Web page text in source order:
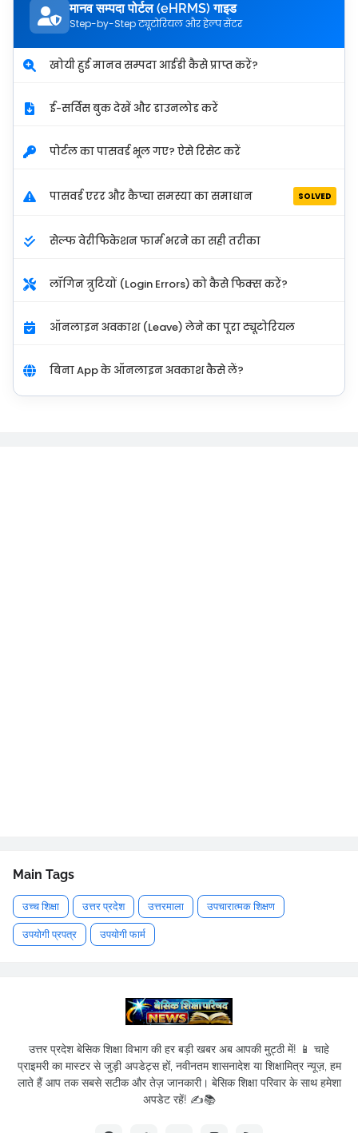
मानव सम्पदा पोर्टल (eHRMS) गाइड
Step-by-Step ट्यूटोरियल और हेल्प सेंटर
खोयी हुई मानव सम्पदा आईडी कैसे प्राप्त करें?
ई-सर्विस बुक देखें और डाउनलोड करें
पोर्टल का पासवर्ड भूल गए? ऐसे रिसेट करें
पासवर्ड एरर और कैप्चा समस्या का समाधान SOLVED
सेल्फ वेरीफिकेशन फार्म भरने का सही तरीका
लॉगिन त्रुटियों (Login Errors) को कैसे फिक्स करें?
ऑनलाइन अवकाश (Leave) लेने का पूरा ट्यूटोरियल
बिना App के ऑनलाइन अवकाश कैसे लें?
Main Tags
उच्च शिक्षा उत्तर प्रदेश उत्तरमाला उपचारात्मक शिक्षण
उपयोगी प्रपत्र उपयोगी फार्म
उत्तर प्रदेश बेसिक शिक्षा विभाग की हर बड़ी खबर अब आपकी मुट्ठी में! 📱 चाहे
प्राइमरी का मास्टर से जुड़ी अपडेट्स हों, नवीनतम शासनादेश या शिक्षामित्र न्यूज़, हम
लाते हैं आप तक सबसे सटीक और तेज़ जानकारी। बेसिक शिक्षा परिवार के साथ हमेशा
अपडेट रहें! ✍️📚